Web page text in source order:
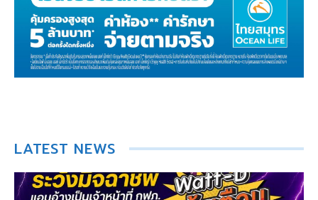
LATEST NEWS